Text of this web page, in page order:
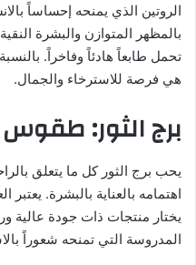
الروتين الذي يمنحه إحساساً
بالمظهر المتوازن والبشرة
تحمل طابعاً هادئاً وفاخراً.
هي فرصة للاسترخاء والجمال.
برج الثور:
يحب برج الثور كل ما يتعلق
اهتمامه بالعناية بالبشرة.
يختار منتجات ذات جودة عالية
المدروسة التي تمنحه شعوراً